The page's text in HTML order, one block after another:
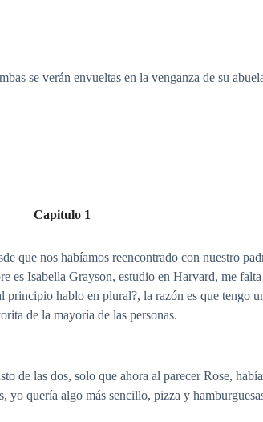
se verán envueltas en la venganza de su
Capitulo 1
que nos habíamos reencontrado con nuestro
es Isabella Grayson, estudio en Harvard, me
hablo en plural?, la razón es que tengo
de la mayoría de las personas.
de las dos, solo que ahora al parecer Rose,
yo quería algo más sencillo, pizza y